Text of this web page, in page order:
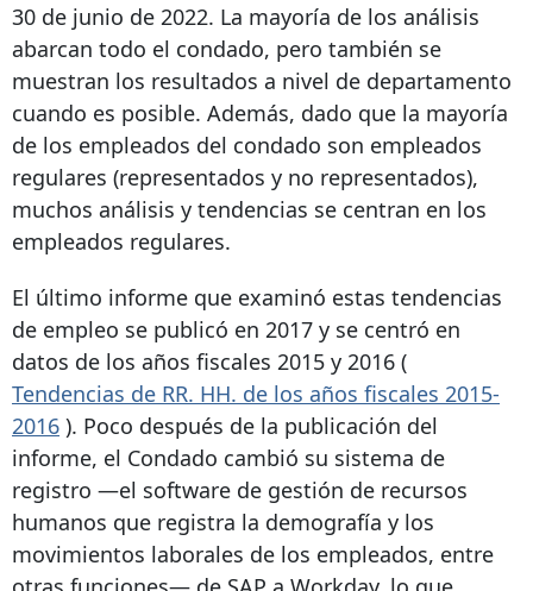
30 de junio de 2022. La mayoría de los análisis
abarcan todo el condado, pero también se
muestran los resultados a nivel de departamento
cuando es posible. Además, dado que la mayoría
de los empleados del condado son empleados
regulares (representados y no representados),
muchos análisis y tendencias se centran en los
empleados regulares.
El último informe que examinó estas tendencias
de empleo se publicó en 2017 y se centró en
datos de los años fiscales 2015 y 2016 (
Tendencias de RR. HH. de los años fiscales 2015-
2016 ). Poco después de la publicación del
informe, el Condado cambió su sistema de
registro —el software de gestión de recursos
humanos que registra la demografía y los
movimientos laborales de los empleados, entre